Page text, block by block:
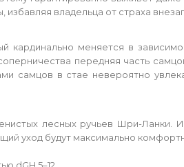
владельца от страха
кардинально меняется в
передняя часть
самцов в стае невероятно
лесных ручьев Шри-
уход будут максимально